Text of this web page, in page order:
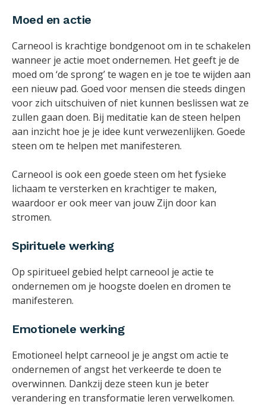
Moed en actie
Carneool is krachtige bondgenoot om in te schakelen
wanneer je actie moet ondernemen. Het geeft je de
moed om ‘de sprong’ te wagen en je toe te wijden aan
een nieuw pad. Goed voor mensen die steeds dingen
voor zich uitschuiven of niet kunnen beslissen wat ze
zullen gaan doen. Bij meditatie kan de steen helpen
aan inzicht hoe je je idee kunt verwezenlijken. Goede
steen om te helpen met manifesteren.
Carneool is ook een goede steen om het fysieke
lichaam te versterken en krachtiger te maken,
waardoor er ook meer van jouw Zijn door kan
stromen.
Spirituele werking
Op spiritueel gebied helpt carneool je actie te
ondernemen om je hoogste doelen en dromen te
manifesteren.
Emotionele werking
Emotioneel helpt carneool je je angst om actie te
ondernemen of angst het verkeerde te doen te
overwinnen. Dankzij deze steen kun je beter
verandering en transformatie leren verwelkomen.